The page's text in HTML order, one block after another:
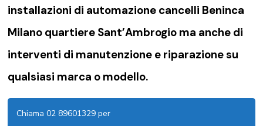
installazioni di automazione cancelli Beninca
Milano quartiere Sant’Ambrogio ma anche di
interventi di manutenzione e riparazione su
qualsiasi marca o modello.
Chiama 02 89601329 per